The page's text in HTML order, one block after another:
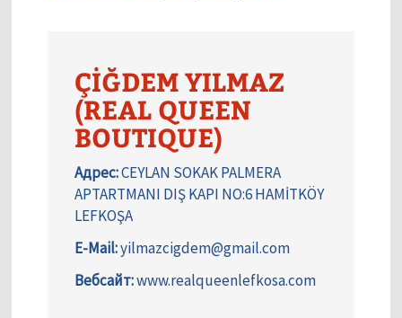
ÇİĞDEM YILMAZ
(REAL QUEEN
BOUTIQUE)
Адрес:CEYLAN SOKAK PALMERA
APTARTMANI DIŞ KAPI NO:6 HAMİTKÖY
LEFKOŞA
E-Mail:yilmazcigdem@gmail.com
Вебсайт:www.realqueenlefkosa.com